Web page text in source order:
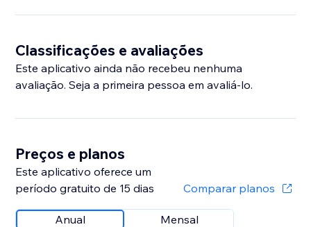
Classificações e avaliações
Este aplicativo ainda não recebeu nenhuma
avaliação. Seja a primeira pessoa em avaliá-lo.
Preços e planos
Este aplicativo oferece um
período gratuito de 15 dias
Comparar planos
Anual Mensal